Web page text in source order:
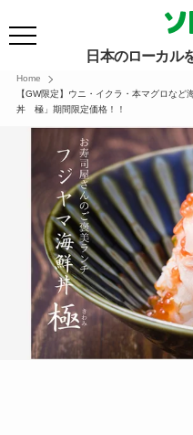
日本のローカル
Home
【GW限定】ウニ・イクラ・本マグロな
丼 極」期間限定価格！！